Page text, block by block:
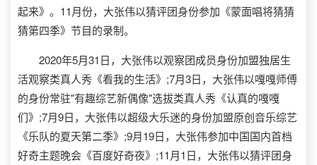
起来》。11月份，大张伟以猜评团身份参加《蒙面唱将猜猜
猜第四季》节目的录制。
2020年5月31日，大张伟以观察团成员身份加盟独居生
活观察类真人秀《看我的生活》;7月3日，大张伟以嘎嘎师傅
的身份常驻"有趣综艺新偶像"选拔类真人秀《认真的嘎嘎
们》;7月9日，大张伟以超级大乐迷的身份加盟原创音乐综艺
《乐队的夏天第二季》;9月19日，大张伟参加中国国内首档
好奇主题晚会《百度好奇夜》;11月1日，大张伟以猜评团身